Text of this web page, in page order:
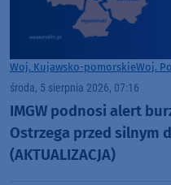
Woj. Kujawsko-pomorskieWoj.
środa, 5 sierpnia 2026, 07:16
IMGW podnosi alert
Ostrzega przed silnym
(AKTUALIZACJA)